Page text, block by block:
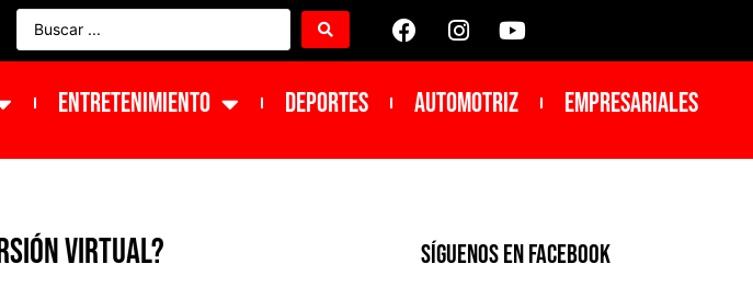
ENTRETENIMIENTO DEPORTES Automotriz Empresariales
virtual? SíGUENOS EN FACEBOOK